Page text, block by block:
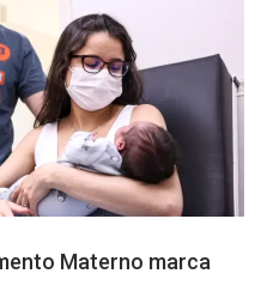
Materno marca